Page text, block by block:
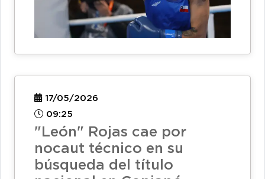
17/05/2026
09:25
"León" Rojas cae por
nocaut técnico en su
búsqueda del título